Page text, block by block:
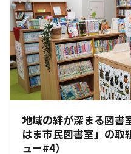
地域の絆が深まる図書
はま市民図書室」の取
ュー#4）